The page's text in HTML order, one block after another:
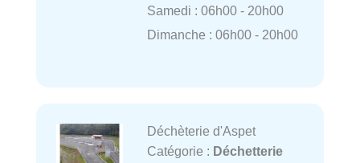
Samedi : 06h00 - 20h00
Dimanche : 06h00 - 20h00
Déchèterie d'Aspet
Catégorie : Déchetterie